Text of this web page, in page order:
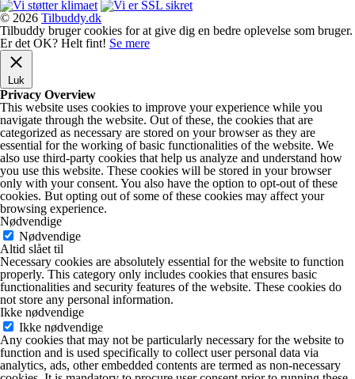
© 2026 Tilbuddy.dk
Tilbuddy bruger cookies for at give dig en bedre oplevelse som bruger.
Er det OK? Helt fint! Se mere
Luk
Privacy Overview
This website uses cookies to improve your experience while you
navigate through the website. Out of these, the cookies that are
categorized as necessary are stored on your browser as they are
essential for the working of basic functionalities of the website. We
also use third-party cookies that help us analyze and understand how
you use this website. These cookies will be stored in your browser
only with your consent. You also have the option to opt-out of these
cookies. But opting out of some of these cookies may affect your
browsing experience.
Nødvendige
Nødvendige
Altid slået til
Necessary cookies are absolutely essential for the website to function
properly. This category only includes cookies that ensures basic
functionalities and security features of the website. These cookies do
not store any personal information.
Ikke nødvendige
Ikke nødvendige
Any cookies that may not be particularly necessary for the website to
function and is used specifically to collect user personal data via
analytics, ads, other embedded contents are termed as non-necessary